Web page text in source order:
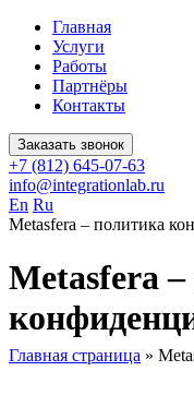
Главная
Услуги
Работы
Партнёры
Контакты
Заказать звонок
+7 (812) 645-07-63
info@integrationlab.ru
En Ru
Metasfera – политика
Metasfera
Главная страница »